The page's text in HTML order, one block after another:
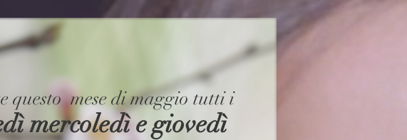
questo mese di maggio tutti i
mercoledì e giovedì